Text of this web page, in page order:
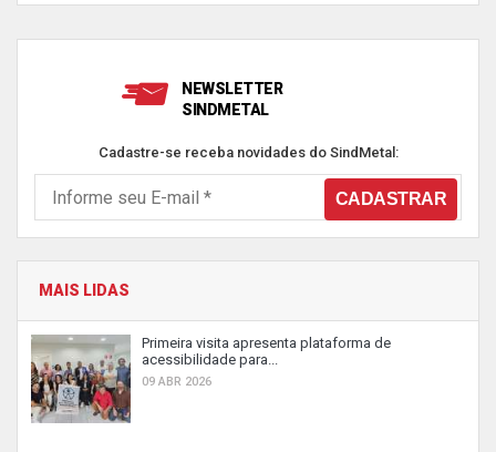
NEWSLETTER
SINDMETAL
Cadastre-se receba novidades do SindMetal:
MAIS LIDAS
Primeira visita apresenta plataforma de
acessibilidade para...
09 ABR 2026